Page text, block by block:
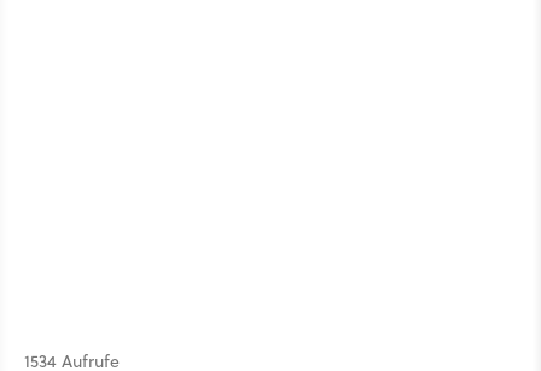
1534 Aufrufe